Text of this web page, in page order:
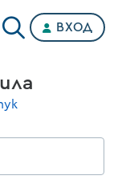
ВХОД